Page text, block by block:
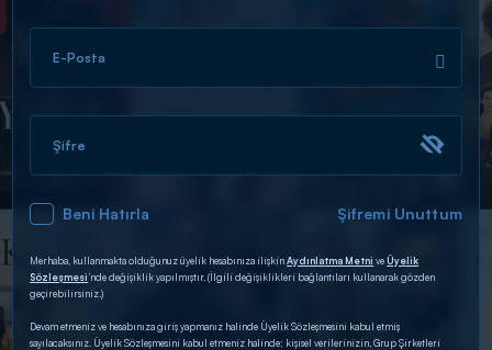
ARAMA SONUÇLARI
DİĞER SONUÇLAR
E-Posta
Şifre
Beni Hatırla Şifremi Unuttum
Merhaba, kullanmakta olduğunuz üyelik hesabınıza ilişkinAydınlatma Metni veÜyelik
Sözleşmesi’nde değişiklik yapılmıştır. (İlgili değişiklikleri bağlantıları kullanarak gözden
geçirebilirsiniz.)
Devam etmeniz ve hesabınıza giriş yapmanız halinde Üyelik Sözleşmesini kabul etmiş
sayılacaksınız. Üyelik Sözleşmesini kabul etmeniz halinde; kişisel verilerinizin, Grup Şirketleri